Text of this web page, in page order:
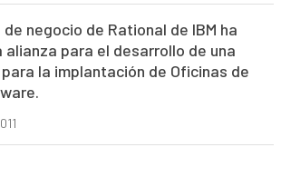
negocio de Rational de IBM ha
para el desarrollo de una
la implantación de Oficinas de